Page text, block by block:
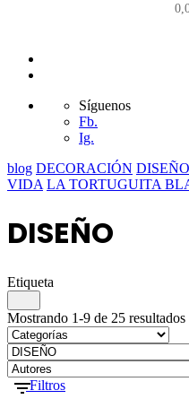
Síguenos
Fb.
Ig.
blog DECORACIÓN
VIDA LA TORTUGUITA
DISEÑO
Etiqueta
Mostrando 1-9 de 25 resultados
Filtros